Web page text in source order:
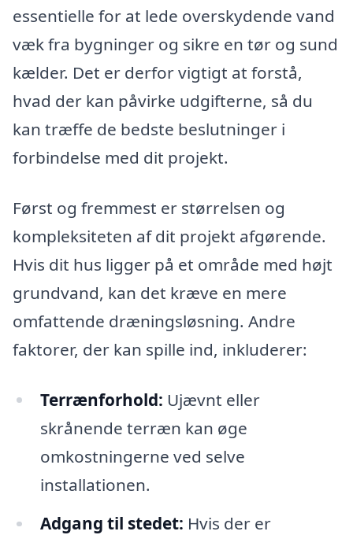
essentielle for at lede overskydende vand
væk fra bygninger og sikre en tør og sund
kælder. Det er derfor vigtigt at forstå,
hvad der kan påvirke udgifterne, så du
kan træffe de bedste beslutninger i
forbindelse med dit projekt.
Først og fremmest er størrelsen og
kompleksiteten af dit projekt afgørende.
Hvis dit hus ligger på et område med højt
grundvand, kan det kræve en mere
omfattende dræningsløsning. Andre
faktorer, der kan spille ind, inkluderer:
Terrænforhold: Ujævnt eller
skrånende terræn kan øge
omkostningerne ved selve
installationen.
Adgang til stedet: Hvis der er